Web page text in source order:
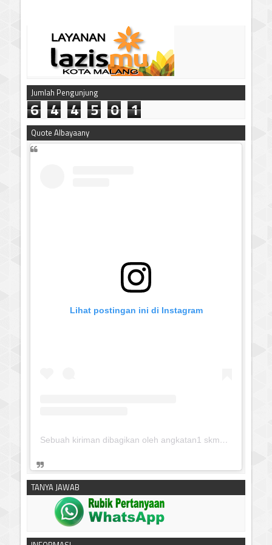
Jumlah Pengunjung
6 4 4 5 0 1
Quote Albayaany
Lihat postingan ini di Instagram
Sebuah kiriman dibagikan oleh angkatan1 skmm 2020 (@albayaanyinfo)
TANYA JAWAB